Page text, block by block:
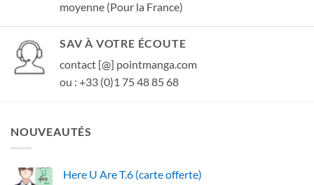
moyenne (Pour la France)
SAV À VOTRE ÉCOUTE
contact [@] pointmanga.com
ou : +33 (0)1 75 48 85 68
NOUVEAUTÉS
Here U Are T.6 (carte offerte)